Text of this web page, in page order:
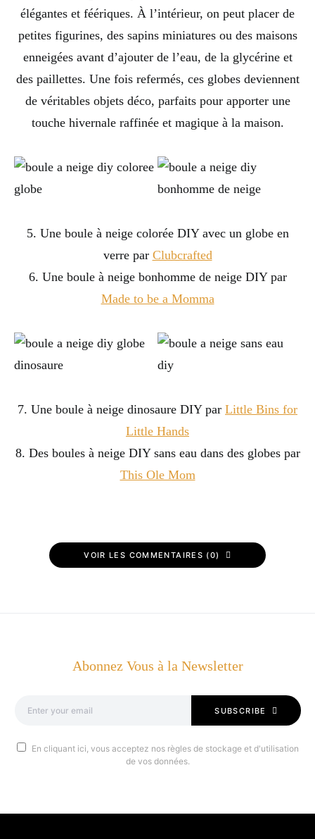
élégantes et féériques. À l’intérieur, on peut placer de
petites figurines, des sapins miniatures ou des maisons
enneigées avant d’ajouter de l’eau, de la glycérine et
des paillettes. Une fois refermés, ces globes deviennent
de véritables objets déco, parfaits pour apporter une
touche hivernale raffinée et magique à la maison.
5. Une boule à neige colorée DIY avec un globe en
verre par Clubcrafted
6. Une boule à neige bonhomme de neige DIY par
Made to be a Momma
7. Une boule à neige dinosaure DIY par Little Bins for
Little Hands
8. Des boules à neige DIY sans eau dans des globes par
This Ole Mom
VOIR LES COMMENTAIRES (0)
Abonnez Vous à la Newsletter
SUBSCRIBE
En cliquant ici, vous acceptez nos règles de stockage et d'utilisation
de vos données.